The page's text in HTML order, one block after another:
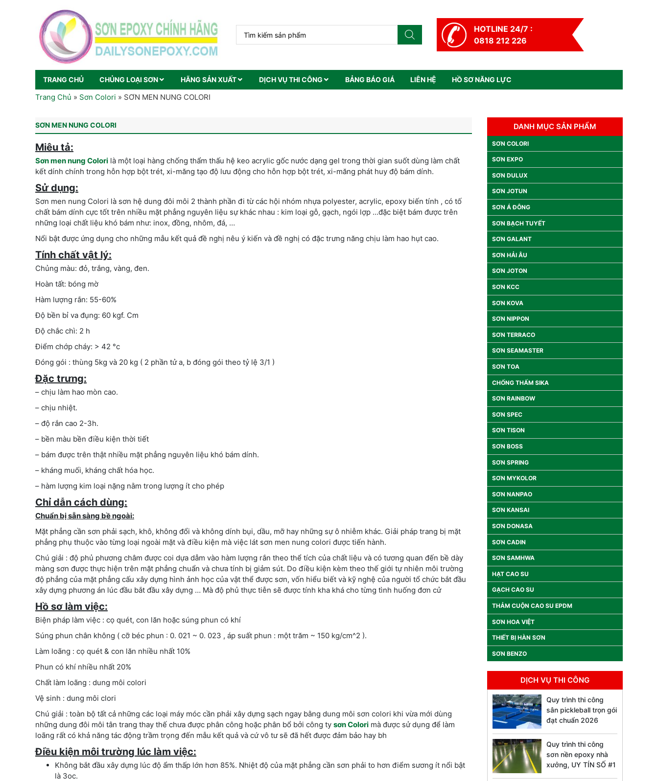
HOTLINE 24/7 :
0818 212 226
TRANG CHỦ CHỦNG LOẠI SƠN HÃNG SẢN XUẤT DỊCH VỤ THI CÔNG BẢNG BÁO GIÁ LIÊN HỆ HỒ SƠ NĂNG LỰC
Trang Chủ » Sơn Colori » SƠN MEN NUNG COLORI
SƠN MEN NUNG COLORI
Miêu tả:
Sơn men nung Colori là một loại hàng chống thẩm thấu hệ keo acrylic gốc nước dạng gel trong thời gian suốt dùng làm chất
kết dính chính trong hỗn hợp bột trét, xi-măng tạo độ lưu động cho hỗn hợp bột trét, xi-măng phát huy độ bám dính.
Sử dụng:
Sơn men nung Colori là sơn hệ dung đôi môi 2 thành phần đi từ các hội nhóm nhựa polyester, acrylic, epoxy biến tính , có tố
chất bám dính cực tốt trên nhiều mặt phẳng nguyên liệu sự khác nhau : kim loại gỗ, gạch, ngói lợp …đặc biệt bám được trên
những loại chất liệu khó bám như: inox, đồng, nhôm, đá, …
Nổi bật được ứng dụng cho những mẫu kết quả đề nghị nêu ý kiến và đề nghị có đặc trưng năng chịu làm hao hụt cao.
Tính chất vật lý:
Chủng màu: đỏ, trắng, vàng, đen.
Hoàn tất: bóng mờ
Hàm lượng rắn: 55-60%
Độ bền bỉ va đụng: 60 kgf. Cm
Độ chắc chì: 2 h
Điểm chớp cháy: > 42 °c
Đóng gói : thùng 5kg và 20 kg ( 2 phần tử a, b đóng gói theo tỷ lệ 3/1 )
Đặc trưng:
– chịu làm hao mòn cao.
– chịu nhiệt.
– độ rắn cao 2-3h.
– bền màu bền điều kiện thời tiết
– bám được trên thật nhiều mặt phẳng nguyên liệu khó bám dính.
– kháng muối, kháng chất hóa học.
– hàm lượng kim loại nặng nằm trong lượng ít cho phép
Chỉ dẫn cách dùng:
Chuẩn bị sẵn sàng bề ngoài:
Mặt phẳng cần sơn phải sạch, khô, không đổi và không dính bụi, dầu, mỡ hay những sự ô nhiễm khác. Giải pháp trang bị mặt
phẳng phụ thuộc vào từng loại ngoài mặt và điều kiện mà việc lát sơn men nung colori được tiến hành.
Chú giải : độ phủ phương châm được coi dựa dẫm vào hàm lượng rắn theo thể tích của chất liệu và có tương quan đến bề dày
màng sơn được thực hiện trên mặt phẳng chuẩn và chưa tính bị giảm sút. Do điều kiện kèm theo thế giới tự nhiên môi trường
độ phẳng của mặt phẳng cấu xây dựng hình ảnh học của vật thể được sơn, vốn hiểu biết và kỹ nghệ của người tổ chức bắt đầu
xây dựng phương án lúc đầu bắt đầu xây dựng … Mà độ phủ thực tiễn sẽ được tính kha khá cho từng tình huống đơn cử
Hồ sơ làm việc:
Biện pháp làm việc : cọ quét, con lăn hoặc súng phun có khí
Súng phun chân không ( cỡ béc phun : 0. 021 ~ 0. 023 , áp suất phun : một trăm ~ 150 kg/cm^2 ).
Làm loãng : cọ quét & con lăn nhiều nhất 10%
Phun có khí nhiều nhất 20%
Chất làm loãng : dung môi colori
Vệ sinh : dung môi clori
Chú giải : toàn bộ tất cả những các loại máy móc cần phải xây dựng sạch ngay bằng dung môi sơn colori khi vừa mới dùng
những dung đôi môi tân trang thay thế chưa được phân công hoặc phân bổ bởi công ty sơn Colori mà được sử dụng để làm
loãng rất có khả năng tác động trầm trọng đến mẫu kết quả và cứ vô tư sẽ đã hết được đảm bảo hay bh
Điều kiện môi trường lúc làm việc:
Không bắt đầu xây dựng lúc độ ẩm thấp lớn hơn 85%. Nhiệt độ của mặt phẳng cần sơn phải to hơn điểm sương ít nổi bật
là 3oc.
DANH MỤC SẢN PHẨM
SƠN COLORI
SƠN EXPO
SƠN DULUX
SƠN JOTUN
SƠN Á ĐÔNG
SƠN BẠCH TUYẾT
SƠN GALANT
SƠN HẢI ÂU
SƠN JOTON
SƠN KCC
SƠN KOVA
SƠN NIPPON
SƠN TERRACO
SƠN SEAMASTER
SƠN TOA
CHỐNG THẤM SIKA
SƠN RAINBOW
SƠN SPEC
SƠN TISON
SƠN BOSS
SƠN SPRING
SƠN MYKOLOR
SƠN NANPAO
SƠN KANSAI
SƠN DONASA
SƠN CADIN
SƠN SAMHWA
HẠT CAO SU
GẠCH CAO SU
THẢM CUỘN CAO SU EPDM
SƠN HOA VIỆT
THIẾT BỊ HÀN SƠN
SƠN BENZO
DỊCH VỤ THI CÔNG
Quy trình thi công
sân pickleball trọn gói
đạt chuẩn 2026
Quy trình thi công
sơn nền epoxy nhà
xưởng, UY TÍN SỐ #1